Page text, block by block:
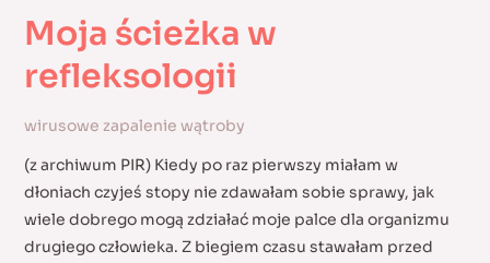
Moja ścieżka w
refleksologii
wirusowe zapalenie wątroby
(z archiwum PIR) Kiedy po raz pierwszy miałam w
dłoniach czyjeś stopy nie zdawałam sobie sprawy, jak
wiele dobrego mogą zdziałać moje palce dla organizmu
drugiego człowieka. Z biegiem czasu stawałam przed